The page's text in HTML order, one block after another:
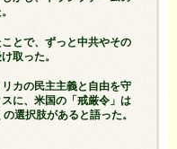
とで、ずっと中共やその
取った。
カの民主主義と自由を守
に、米国の「戒厳令」は
選択肢があると語った。